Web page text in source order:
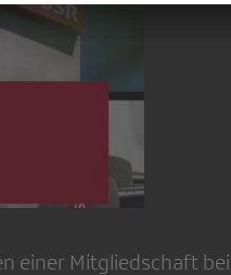
einer Mitgliedschaft bei